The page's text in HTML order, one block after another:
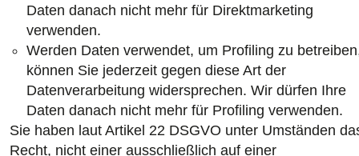
Daten danach nicht mehr für Direktmarketing
verwenden.
Werden Daten verwendet, um Profiling zu
können Sie jederzeit gegen diese Art der
Datenverarbeitung widersprechen. Wir dürfen Ihre
Daten danach nicht mehr für Profiling verwenden.
Sie haben laut Artikel 22 DSGVO unter Umständen
Recht, nicht einer ausschließlich auf einer